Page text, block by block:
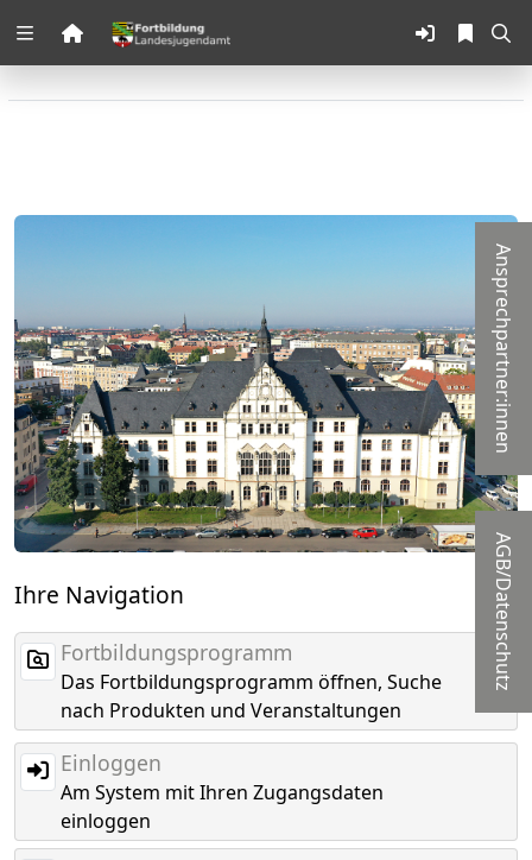
Zuklappen
Loading
Loading
Loading Ansprechpartner:innen
AGB/Datenschutz
Ihre Navigation
Fortbildungsprogramm
Das Fortbildungsprogramm öffnen, Suche
nach Produkten und Veranstaltungen
Einloggen
Am System mit Ihren Zugangsdaten
einloggen